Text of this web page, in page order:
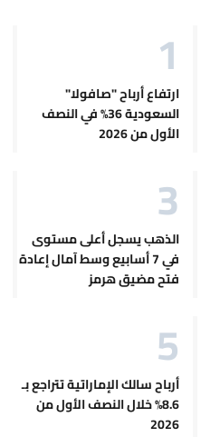
ارتفاع أرباح "صافولا"
السعودية 36% في النصف
الأول من 2026
الذهب يسجل أعلى مستوى
في 7 أسابيع وسط آمال إعادة
فتح مضيق هرمز
أرباح سالك الإماراتية تتراجع بـ
8.6% خلال النصف الأول من
2026